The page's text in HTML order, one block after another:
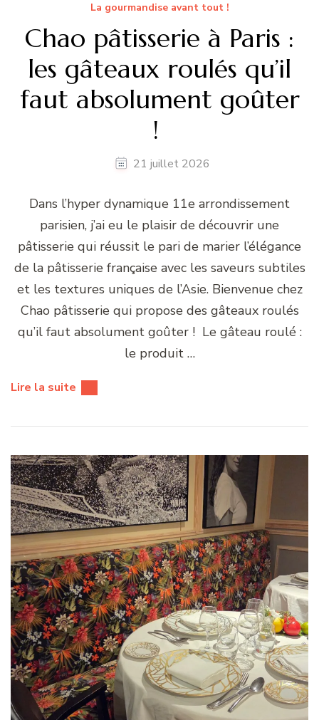
La gourmandise avant tout !
Chao pâtisserie à Paris :
les gâteaux roulés qu’il
faut absolument goûter
!
21 juillet 2026
Dans l’hyper dynamique 11e arrondissement
parisien, j’ai eu le plaisir de découvrir une
pâtisserie qui réussit le pari de marier l’élégance
de la pâtisserie française avec les saveurs subtiles
et les textures uniques de l’Asie. Bienvenue chez
Chao pâtisserie qui propose des gâteaux roulés
qu’il faut absolument goûter ! Le gâteau roulé :
le produit …
Lire la suite